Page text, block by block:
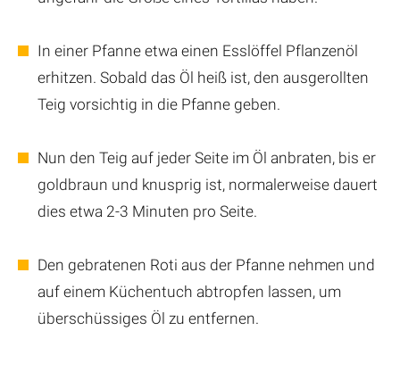
In einer Pfanne etwa einen Esslöffel Pflanzenöl
erhitzen. Sobald das Öl heiß ist, den ausgerollten
Teig vorsichtig in die Pfanne geben.
Nun den Teig auf jeder Seite im Öl anbraten, bis er
goldbraun und knusprig ist, normalerweise dauert
dies etwa 2-3 Minuten pro Seite.
Den gebratenen Roti aus der Pfanne nehmen und
auf einem Küchentuch abtropfen lassen, um
überschüssiges Öl zu entfernen.